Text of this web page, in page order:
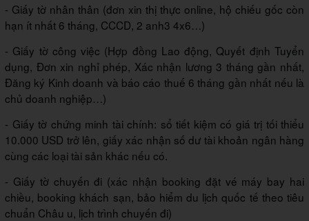
- Giấy tờ nhân thân (đơn xin thị thực online, hộ chiếu gốc còn
hạn ít nhất 6 tháng, CCCD, 2 anh3 4x6…)
- Giấy tờ công việc (Hợp đồng Lao động, Quyết định Tuyển
dụng, Đơn xin nghỉ phép, Xác nhận lương 3 tháng gần nhất,
Đăng ký Kinh doanh và báo cáo thuế 6 tháng gần nhất nếu là
chủ doanh nghiệp…)
- Giấy tờ chứng minh tài chính: sổ tiết kiệm có giá trị tối thiểu
10.000 USD trở lên, giấy xác nhận số dư tài khoản ngân hàng
cùng các loại tài sản khác nếu có.
- Giấy tờ chuyến đi (xác nhận booking đặt vé máy bay hai
chiều, booking khách sạn, bảo hiểm du lịch quốc tế theo tiêu
chuẩn Châu u, lịch trình chuyến đi)